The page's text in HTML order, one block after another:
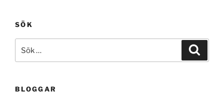
SÖK
efter:
BLOGGAR